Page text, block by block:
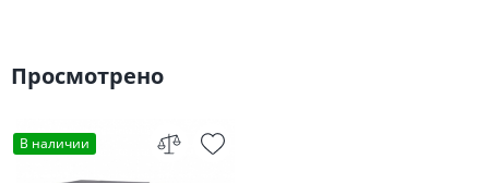
Просмотрено
В наличии